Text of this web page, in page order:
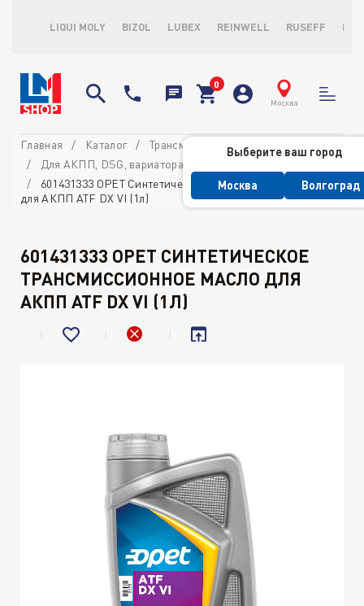
LIQUI MOLY BIZOL LUBEX REINWELL RUSEFF
Москва
Выберите ваш город
Москва Волгоград
Главная Каталог
Трансмиссионные масла и ATF
Для АКПП, DSG, вариатора и ГУР
601431333 OPET Синтетическое трансмиссионное масло
для АКПП ATF DX VI (1л)
601431333 OPET СИНТЕТИЧЕСКОЕ
ТРАНСМИССИОННОЕ МАСЛО ДЛЯ
АКПП ATF DX VI (1Л)